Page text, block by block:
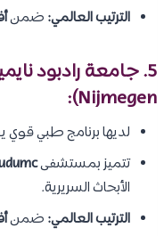
الترتيب العالمي: ضمن
Nijmegen):
لديها برنامج طبي قوي
تتميز بمستشفى
الأبحاث السريرية.
الترتيب العالمي: ضمن